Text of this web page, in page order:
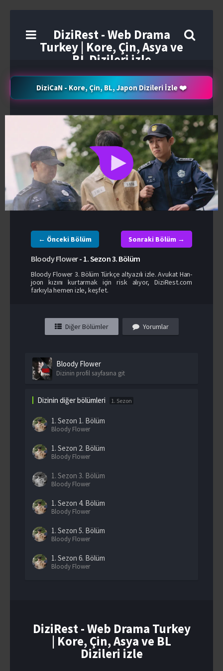
DiziRest - Web Drama
Turkey | Kore, Çin, Asya ve
BL Dizileri izle
DiziCaN - Kore, Çin, BL, Japon Dizileri İzle ❤️
← Önceki Bölüm Sonraki Bölüm →
Bloody Flower- 1. Sezon3. Bölüm
Bloody Flower 3. Bölüm Türkçe altyazılı izle. Avukat Han-
joon kızını kurtarmak için risk alıyor, DiziRest.com
farkıyla hemen izle, keşfet.
Diğer Bölümler Yorumlar
Bloody Flower
Dizinin profil sayfasına git
Dizinin diğer bölümleri 1. Sezon
1. Sezon 1. Bölüm
Bloody Flower
1. Sezon 2. Bölüm
Bloody Flower
1. Sezon 3. Bölüm
Bloody Flower
1. Sezon 4. Bölüm
Bloody Flower
1. Sezon 5. Bölüm
Bloody Flower
1. Sezon 6. Bölüm
Bloody Flower
DiziRest - Web Drama Turkey
| Kore, Çin, Asya ve BL
Dizileri izle